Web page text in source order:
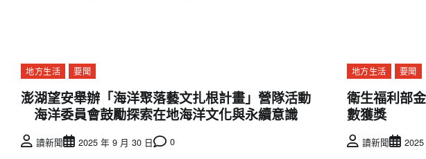
地方生活 要聞
澎湖望安舉辦「海洋聚落藝文扎根計畫」營隊活動
海洋委員會鼓勵探索在地海洋文化與永續意識
讀新聞 2025 年 9 月 30 日 0
地方生活 要聞
衛生福利部
數獲獎
讀新聞